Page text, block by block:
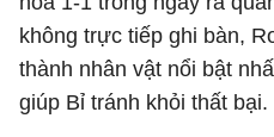
không trực tiếp ghi bàn,
thành nhân vật nổi bật
giúp Bỉ tránh khỏi thất bại.